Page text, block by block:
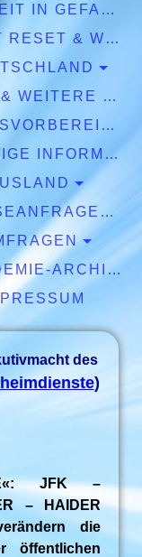
FREIHEIT IN GEFAHR
GREAT RESET & WEF
CORO & WEITERE PANDEMIEN
KRIEGSVORBEREITUNGEN
WICHTIGE INFORMATIONEN
PRESSEANFRAGEN & EXPERTISEN
PLANDEMIE-ARCHIV
des
)
JFK –
– HAIDER
die
öffentlichen